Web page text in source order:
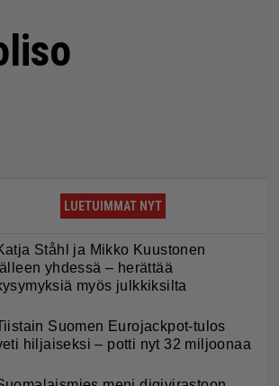
LUETUIMMAT NYT
Ståhl ja Mikko Kuustonen
yhdessä – herättää
myös julkkiksilta
Suomen Eurojackpot-tulos
hiljaiseksi – potti nyt 32 miljoonaa